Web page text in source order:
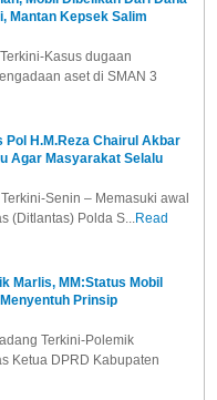
Mantan Kepsek Salim
Kasus dugaan
aset di SMAN 3
H.M.Reza Chairul Akbar
Agar Masyarakat Selalu
Tidak Mengabaikan
Senin – Memasuki awal
(Ditlantas) Polda S... Read
Marlis, MM:Status Mobil
Prinsip
Daerah yang Dibiayai
Terkini-Polemik
Ketua DPRD Kabupaten